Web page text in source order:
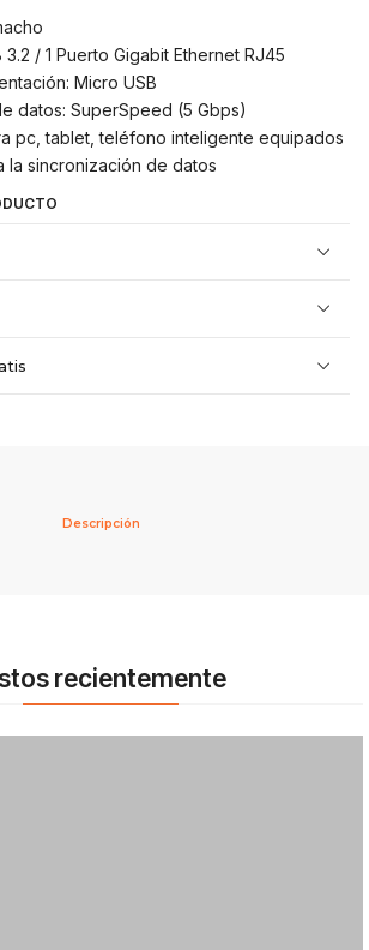
3.2 / 1 Puerto Gigabit Ethernet RJ45
Micro USB
datos: SuperSpeed ​​(5 Gbps)
pc, tablet, teléfono inteligente equipados
la sincronización de datos
Descripción
recientemente